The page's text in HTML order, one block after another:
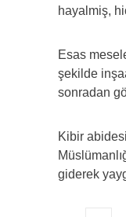
hayalmiş,
Esas
şekilde
sonradan
Kibir
giderek